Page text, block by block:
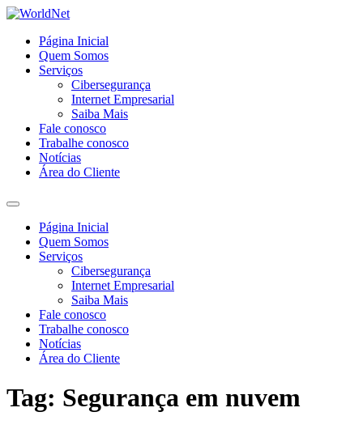
Página Inicial
Quem Somos
Serviços
Cibersegurança
Internet Empresarial
Saiba Mais
Fale conosco
Trabalhe conosco
Notícias
Área do Cliente
Página Inicial
Quem Somos
Serviços
Cibersegurança
Internet Empresarial
Saiba Mais
Fale conosco
Trabalhe conosco
Notícias
Área do Cliente
Tag: Segurança em nuvem